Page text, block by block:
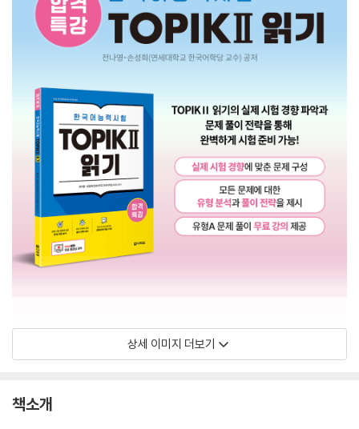
상세 이미지 더보기
책소개